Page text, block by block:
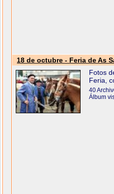
18 de octubre - Feria de As
Fotos
Feria,
40
Álbum